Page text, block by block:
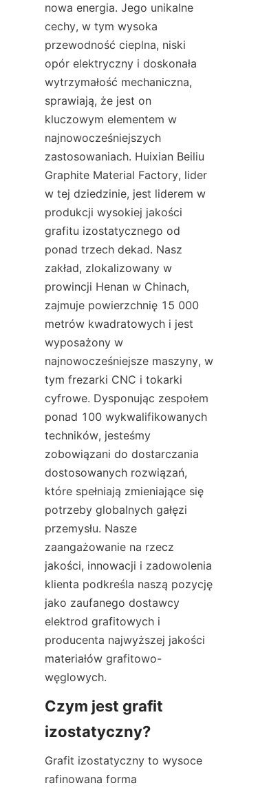
nowa energia. Jego unikalne
cechy, w tym wysoka
przewodność cieplna, niski
opór elektryczny i doskonała
wytrzymałość mechaniczna,
sprawiają, że jest on
kluczowym elementem w
najnowocześniejszych
zastosowaniach. Huixian Beiliu
Graphite Material Factory, lider
w tej dziedzinie, jest liderem w
produkcji wysokiej jakości
grafitu izostatycznego od
ponad trzech dekad. Nasz
zakład, zlokalizowany w
prowincji Henan w Chinach,
zajmuje powierzchnię 15 000
metrów kwadratowych i jest
wyposażony w
najnowocześniejsze maszyny, w
tym frezarki CNC i tokarki
cyfrowe. Dysponując zespołem
ponad 100 wykwalifikowanych
techników, jesteśmy
zobowiązani do dostarczania
dostosowanych rozwiązań,
które spełniają zmieniające się
potrzeby globalnych gałęzi
przemysłu. Nasze
zaangażowanie na rzecz
jakości, innowacji i zadowolenia
klienta podkreśla naszą pozycję
jako zaufanego dostawcy
elektrod grafitowych i
producenta najwyższej jakości
materiałów grafitowo-
węglowych.
Czym jest grafit
izostatyczny?
Grafit izostatyczny to wysoce
rafinowana forma